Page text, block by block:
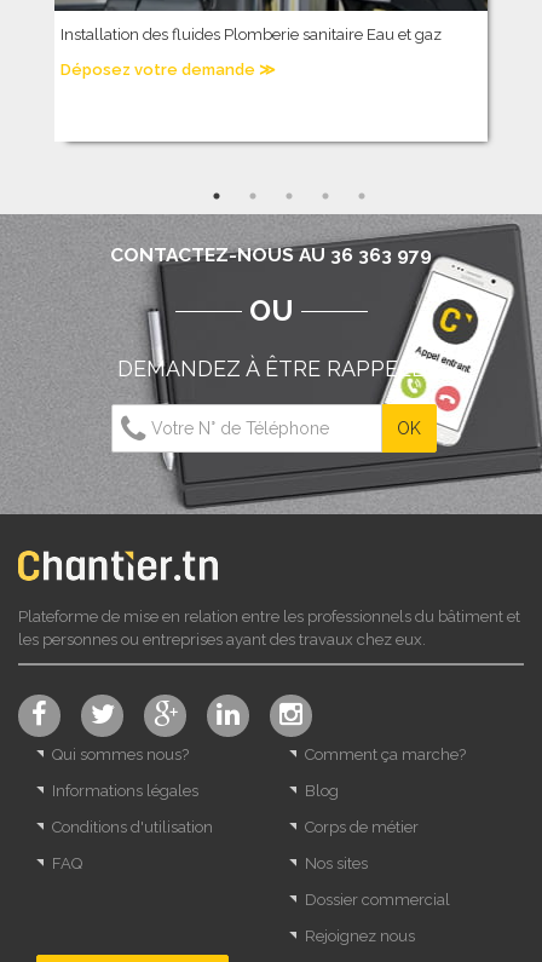
Installation des fluides Plomberie sanitaire Eau et gaz
Déposez votre demande ≫
CONTACTEZ-NOUS AU 36 363 979
OU
DEMANDEZ À ÊTRE RAPPELÉ
Plateforme de mise en relation entre les professionnels du bâtiment et
les personnes ou entreprises ayant des travaux chez eux.
Qui sommes nous?
Informations légales
Conditions d'utilisation
FAQ
Comment ça marche?
Blog
Corps de métier
Nos sites
Dossier commercial
Rejoignez nous